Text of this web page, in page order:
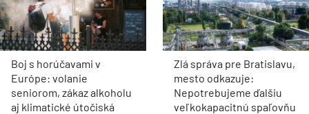
Boj s horúčavami v
Európe: volanie
seniorom, zákaz alkoholu
aj klimatické útočiská
Zlá správa pre Bratislavu,
mesto odkazuje:
Nepotrebujeme ďalšiu
veľkokapacitnú spaľovňu